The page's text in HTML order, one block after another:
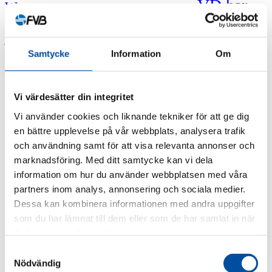
Samtycke Information Om
Vi värdesätter din integritet
Vi använder cookies och liknande tekniker för att ge dig
en bättre upplevelse på vår webbplats, analysera trafik
och användning samt för att visa relevanta annonser och
marknadsföring. Med ditt samtycke kan vi dela
information om hur du använder webbplatsen med våra
partners inom analys, annonsering och sociala medier.
Dessa kan kombinera informationen med andra uppgifter
som du har lämnat till dem eller som de har samlat in när
Nödvändig
Werner
VD har
ordet
juni 11, 2018
Alla nyheter FVB-Nytt nr 42
Teknikcontainer begränsar trycket i
Motala
Ett för högt tryck i delar av Motalas fjärrvärmenät medförde
driftproblem för Vattenfall. För att åtgärda problemet behövdes en
tryckreducerande utrustning installeras inne på
huvudproduktionsanläggningen i Bergsätter i Motala. Utrustningen
är driftsatt sedan hösten 2017 och fyller sin funktion.
Henrik Lindholm, projektledare på FVB, fick i uppdrag att utforma
och se till att en tryckreducerande utrustning installerades i Motala.
identifierat problemet i nätet och FVB blev anlitade för att driva
— Bakgrunden till problemet är att Vattenfall identifierat för höga